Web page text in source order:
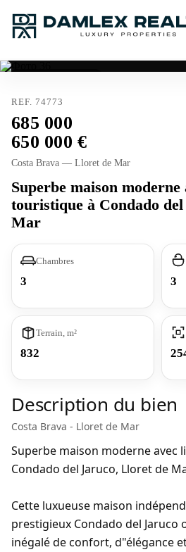
REF. 74773
685 000
650 000
Costa Brava — Lloret de Mar
Superbe maison moderne
touristique à Condado
Mar
Chambres
3 3
Terrain, m²
832
Description du bien
Costa Brava - Lloret de Mar
Superbe maison moderne avec
Condado del Jaruco, Lloret de
Cette luxueuse maison
prestigieux Condado del Jaruco
inégalé de confort, d"élégance